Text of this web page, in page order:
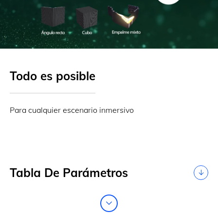
Todo es posible
Para cualquier escenario inmersivo
Tabla De Parámetros